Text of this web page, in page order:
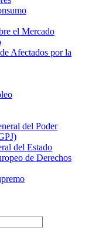
el Mercado
Afectados por la
del Poder
del Estado
de Derechos